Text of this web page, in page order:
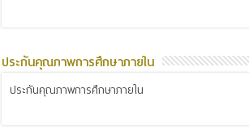
ประกันคุณภาพการศึกษาภายใน
ประกันคุณภาพการศึกษาภายใน